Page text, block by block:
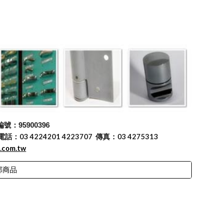
號：95900396
話：03 4224201 4223707 傳真：03 4275313
商品